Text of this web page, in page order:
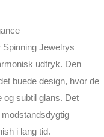
Jewelrys
udtryk. Den
buede design, hvor de
og subtil glans. Det
i lang tid.